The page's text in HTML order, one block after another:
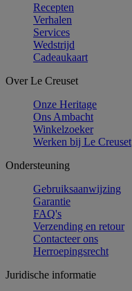
Recepten
Verhalen
Services
Wedstrijd
Cadeaukaart
Over Le Creuset
Onze Heritage
Ons Ambacht
Winkelzoeker
Werken bij Le Creuset
Ondersteuning
Gebruiksaanwijzing
Garantie
FAQ's
Verzending en retour
Contacteer ons
Herroepingsrecht
Juridische informatie